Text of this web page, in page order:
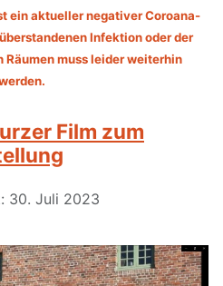
ein aktueller negativer Coroana-
Infektion oder der
muss leider weiterhin
Film zum
30. Juli 2023